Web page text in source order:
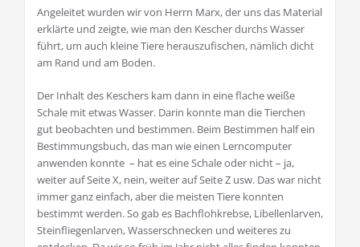
Angeleitet wurden wir von Herrn Marx, der uns das Material
erklärte und zeigte, wie man den Kescher durchs Wasser
führt, um auch kleine Tiere herauszufischen, nämlich dicht
am Rand und am Boden.
Der Inhalt des Keschers kam dann in eine flache weiße
Schale mit etwas Wasser. Darin konnte man die Tierchen
gut beobachten und bestimmen. Beim Bestimmen half ein
Bestimmungsbuch, das man wie einen Lerncomputer
anwenden konnte – hat es eine Schale oder nicht – ja,
weiter auf Seite X, nein, weiter auf Seite Z usw. Das war nicht
immer ganz einfach, aber die meisten Tiere konnten
bestimmt werden. So gab es Bachflohkrebse, Libellenlarven,
Steinfliegenlarven, Wasserschnecken und weiteres zu